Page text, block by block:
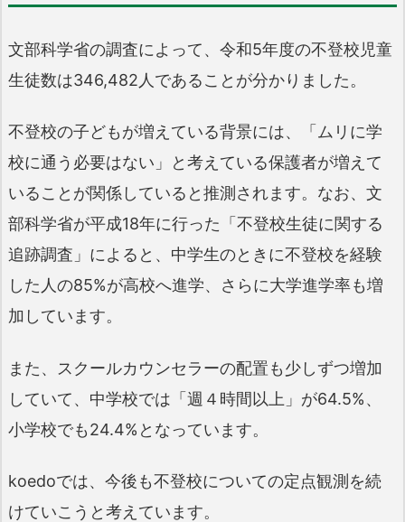
文部科学省の調査によって、令和5年度の不登校児童
生徒数は346,482人であることが分かりました。
不登校の子どもが増えている背景には、「ムリに学
校に通う必要はない」と考えている保護者が増えて
いることが関係していると推測されます。なお、文
部科学省が平成18年に行った「不登校生徒に関する
追跡調査」によると、中学生のときに不登校を経験
した人の85%が高校へ進学、さらに大学進学率も増
加しています。
また、スクールカウンセラーの配置も少しずつ増加
していて、中学校では「週４時間以上」が64.5%、
小学校でも24.4%となっています。
koedoでは、今後も不登校についての定点観測を続
けていこうと考えています。